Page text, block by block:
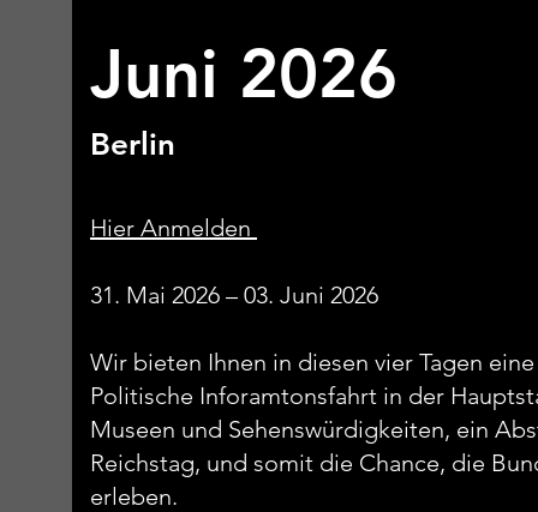
Juni 2026
Berlin
Hier Anmelden
31. Mai 2026 – 03. Juni 2026
Wir bieten Ihnen in diesen vier Tagen
Politische Inforamtonsfahrt in der
Museen und Sehenswürdigkeiten, ein
Reichstag, und somit die Chance, die
erleben.